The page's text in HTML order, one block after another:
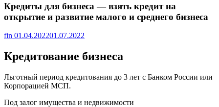
Кредиты для бизнеса — взять кредит на
открытие и развитие малого и среднего бизнеса
fin 01.04.202201.07.2022
Кредитование бизнеса
Льготный период кредитования до 3 лет с Банком России или
Корпорацией МСП.
Под залог имущества и недвижимости